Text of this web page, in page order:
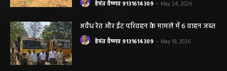
हेमंत वैष्णव 9131614309 - May 24, 2026
अवैध रेत और ईंट परिवहन के मामले में 6 वाहन जब्त
हेमंत वैष्णव 9131614309 - May 19, 2026